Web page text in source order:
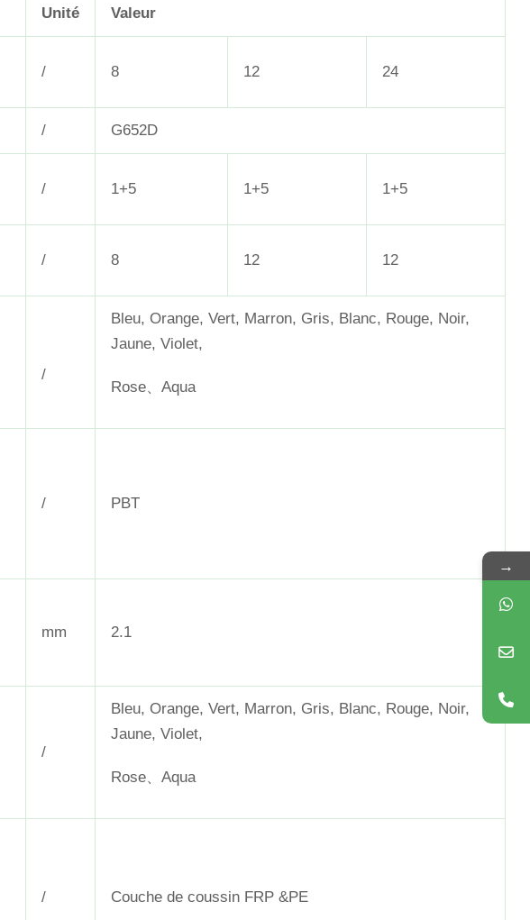
Unité Valeur
/ 8 12 24
/ G652D
/ 1+5 1+5 1+5
/ 8 12 12
/
Bleu, Orange, Vert, Marron, Gris, Blanc, Rouge, Noir,
Jaune, Violet,
Rose、Aqua
/ PBT
mm 2.1
/
Bleu, Orange, Vert, Marron, Gris, Blanc, Rouge, Noir,
Jaune, Violet,
Rose、Aqua
/ Couche de coussin FRP &PE
→